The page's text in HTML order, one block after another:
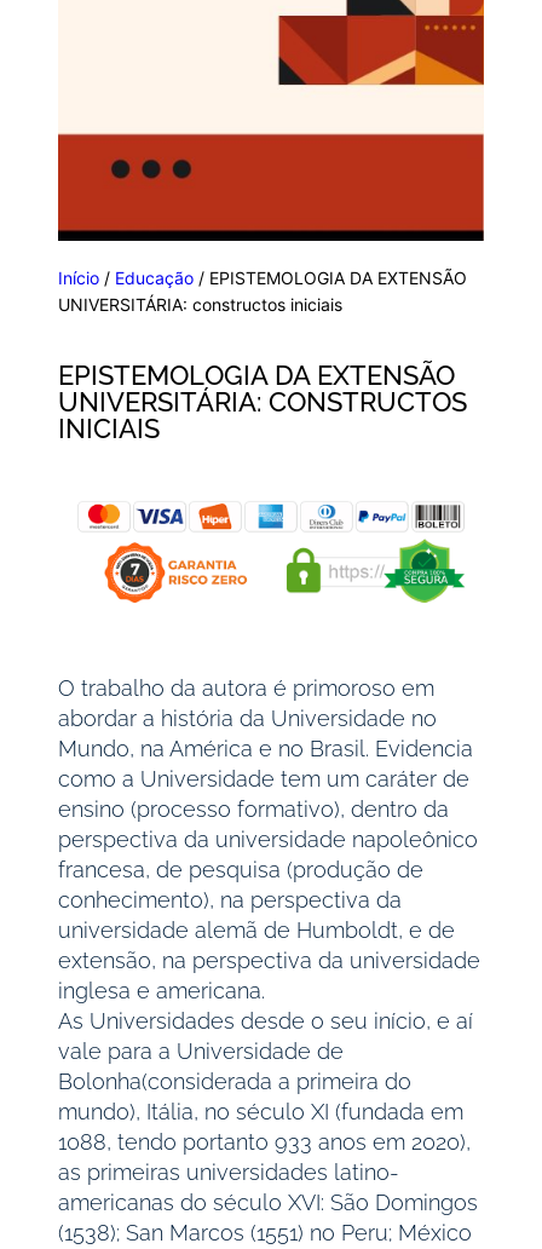
Início / Educação / EPISTEMOLOGIA DA EXTENSÃO
UNIVERSITÁRIA: constructos iniciais
EPISTEMOLOGIA DA EXTENSÃO
UNIVERSITÁRIA: CONSTRUCTOS
INICIAIS
O trabalho da autora é primoroso em
abordar a história da Universidade no
Mundo, na América e no Brasil. Evidencia
como a Universidade tem um caráter de
ensino (processo formativo), dentro da
perspectiva da universidade napoleônico
francesa, de pesquisa (produção de
conhecimento), na perspectiva da
universidade alemã de Humboldt, e de
extensão, na perspectiva da universidade
inglesa e americana.
As Universidades desde o seu início, e aí
vale para a Universidade de
Bolonha(considerada a primeira do
mundo), Itália, no século XI (fundada em
1088, tendo portanto 933 anos em 2020),
as primeiras universidades latino-
americanas do século XVI: São Domingos
(1538); San Marcos (1551) no Peru; México